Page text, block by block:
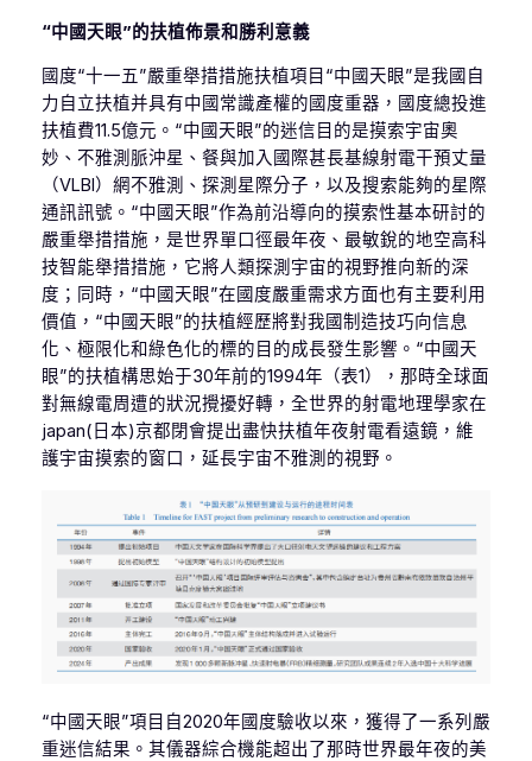
“中國天眼”的扶植佈景和勝利意義
國度“十一五”嚴重舉措措施扶植項目“中國天眼”是我國自
力自立扶植并具有中國常識產權的國度重器，國度總投進
扶植費11.5億元。“中國天眼”的迷信目的是摸索宇宙奧
妙、不雅測脈沖星、餐與加入國際甚長基線射電干預丈量
（VLBI）網不雅測、探測星際分子，以及搜索能夠的星際
通訊訊號。“中國天眼”作為前沿導向的摸索性基本研討的
嚴重舉措措施，是世界單口徑最年夜、最敏銳的地空高科
技智能舉措措施，它將人類探測宇宙的視野推向新的深
度；同時，“中國天眼”在國度嚴重需求方面也有主要利用
價值，“中國天眼”的扶植經歷將對我國制造技巧向信息
化、極限化和綠色化的標的目的成長發生影響。“中國天
眼”的扶植構思始于30年前的1994年（表1），那時全球面
對無線電周遭的狀況攪擾好轉，全世界的射電地理學家在
japan(日本)京都閉會提出盡快扶植年夜射電看遠鏡，維
護宇宙摸索的窗口，延長宇宙不雅測的視野。
“中國天眼”項目自2020年國度驗收以來，獲得了一系列嚴
重迷信結果。其儀器綜合機能超出了那時世界最年夜的美